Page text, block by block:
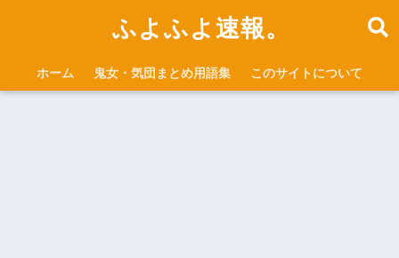
ふよふよ速報。
ホーム 鬼女・気団まとめ用語集 このサイトについて